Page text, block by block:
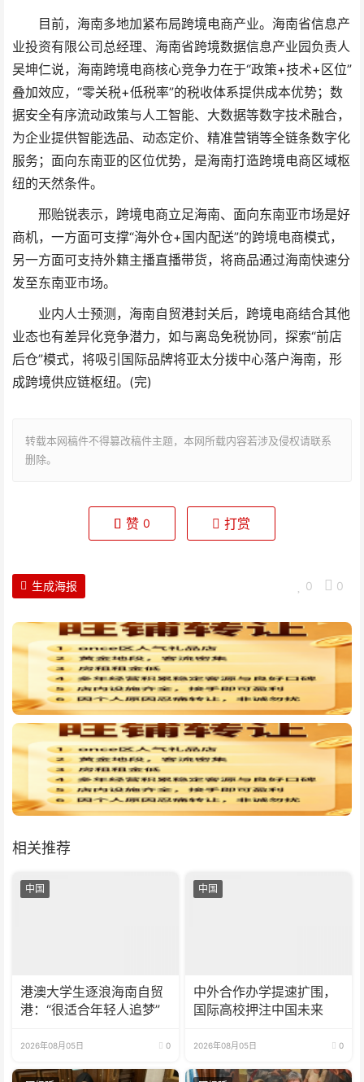
目前，海南多地加紧布局跨境电商产业。海南省信息产
业投资有限公司总经理、海南省跨境数据信息产业园负责人
吴坤仁说，海南跨境电商核心竞争力在于“政策+技术+区位”
叠加效应，“零关税+低税率”的税收体系提供成本优势；数
据安全有序流动政策与人工智能、大数据等数字技术融合，
为企业提供智能选品、动态定价、精准营销等全链条数字化
服务；面向东南亚的区位优势，是海南打造跨境电商区域枢
纽的天然条件。
邢贻锐表示，跨境电商立足海南、面向东南亚市场是好
商机，一方面可支撑“海外仓+国内配送”的跨境电商模式，
另一方面可支持外籍主播直播带货，将商品通过海南快速分
发至东南亚市场。
业内人士预测，海南自贸港封关后，跨境电商结合其他
业态也有差异化竞争潜力，如与离岛免税协同，探索“前店
后仓”模式，将吸引国际品牌将亚太分拨中心落户海南，形
成跨境供应链枢纽。(完)
转载本网稿件不得篡改稿件主题，本网所载内容若涉及侵权请联系
删除。
赞 0 打赏
0 0
生成海报
相关推荐
中国
港澳大学生逐浪海南自贸
港：“很适合年轻人追梦”
2026年08月05日 0
中国
中外合作办学提速扩围，
国际高校押注中国未来
2026年08月05日 0